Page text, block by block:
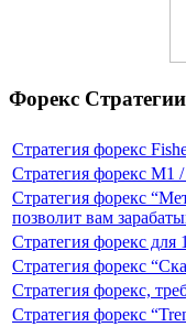
Форекс
Стратегия форекс
Стратегия форекс M1
Стратегия форекс
позволит вам
Стратегия форекс для
Стратегия форекс
Стратегия форекс,
Стратегия форекс